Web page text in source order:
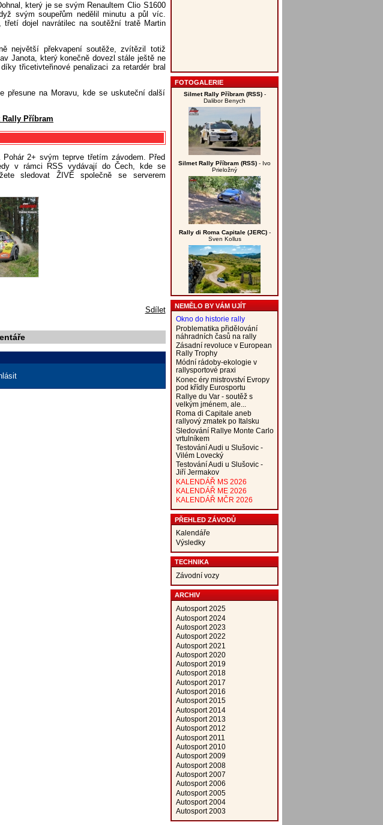
který je se svým Renaultem Clio S1600
svým soupeřům nedělil minutu a půl víc.
třetí dojel navrátilec na soutěžní tratě Martin
největší překvapení soutěže, zvítězil totiž
Janota, který konečně dovezl stále ještě ne
třicetivteřinové penalizaci za retardér bral
přesune na Moravu, kde se uskuteční další
Rally Příbram
2+ svým teprve třetím závodem. Před
v rámci RSS vydávají do Čech, kde se
sledovat ŽIVĚ společně se serverem
Sdílet
FOTOGALERIE
Silmet Rally Příbram (RSS)-
Dalibor Benych
Silmet Rally Příbram (RSS) - Ivo
Prieložný
Rally di Roma Capitale (JERC)-
Sven Kollus
NEMĚLO BY VÁM UJÍT
Okno do historie rally
Problematika přidělování
náhradních časů na rally
Zásadní revoluce v European
Rally Trophy
Módní rádoby-ekologie v
rallysportové praxi
Konec éry mistrovství Evropy
pod křídly Eurosportu
Rallye du Var - soutěž s
velkým jménem, ale...
Roma di Capitale aneb
rallyový zmatek po Italsku
Sledování Rallye Monte Carlo
vrtulníkem
Testování Audi u Slušovic -
Vilém Lovecký
Testování Audi u Slušovic -
Jiří Jermakov
KALENDÁŘ MS 2026
KALENDÁŘ ME 2026
KALENDÁŘ MČR 2026
PŘEHLED ZÁVODŮ
Kalendáře
Výsledky
TECHNIKA
Závodní vozy
ARCHIV
Autosport 2025
Autosport 2024
Autosport 2023
Autosport 2022
Autosport 2021
Autosport 2020
Autosport 2019
Autosport 2018
Autosport 2017
Autosport 2016
Autosport 2015
Autosport 2014
Autosport 2013
Autosport 2012
Autosport 2011
Autosport 2010
Autosport 2009
Autosport 2008
Autosport 2007
Autosport 2006
Autosport 2005
Autosport 2004
Autosport 2003